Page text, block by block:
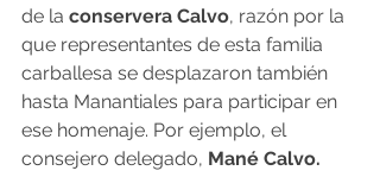
de la conservera Calvo, razón por la
que representantes de esta familia
carballesa se desplazaron también
hasta Manantiales para participar en
ese homenaje. Por ejemplo, el
consejero delegado, Mané Calvo.